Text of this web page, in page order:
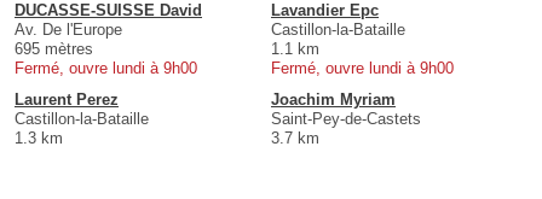
DUCASSE-SUISSE David
Av. De l'Europe
695 mètres
Fermé, ouvre lundi à 9h00
Lavandier Epc
Castillon-la-Bataille
1.1 km
Fermé, ouvre lundi à 9h00
Laurent Perez
Castillon-la-Bataille
1.3 km
Joachim Myriam
Saint-Pey-de-Castets
3.7 km